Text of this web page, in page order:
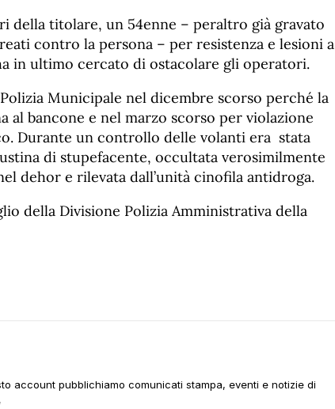
della titolare, un 54enne – peraltro già gravato
contro la persona – per resistenza e lesioni a
in ultimo cercato di ostacolare gli operatori.
Municipale nel dicembre scorso perché la
al bancone e nel marzo scorso per violazione
Durante un controllo delle volanti era stata
di stupefacente, occultata verosimilmente
dehor e rilevata dall’unità cinofila antidroga.
della Divisione Polizia Amministrativa della
account pubblichiamo comunicati stampa, eventi e notizie di